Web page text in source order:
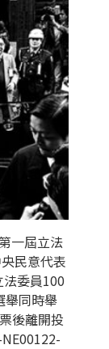
一屆立法
民意代表
委員100
舉同時舉
後離開投